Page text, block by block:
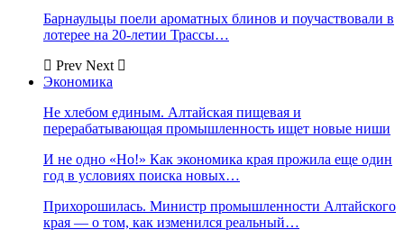
Барнаульцы поели ароматных блинов и поучаствовали в
лотерее на 20-летии Трассы…
Prev Next
Экономика
Не хлебом единым. Алтайская пищевая и
перерабатывающая промышленность ищет новые ниши
И не одно «Но!» Как экономика края прожила еще один
год в условиях поиска новых…
Прихорошилась. Министр промышленности Алтайского
края — о том, как изменился реальный…